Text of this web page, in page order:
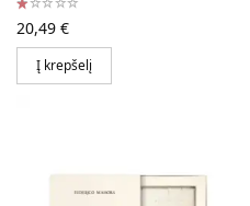
20,49 €
Į krepšelį